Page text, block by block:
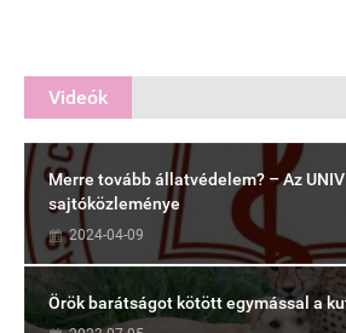
Videók
Merre tovább állatvédelem? – Az
sajtóközleménye
2024-04-09
Örök barátságot kötött egymással a